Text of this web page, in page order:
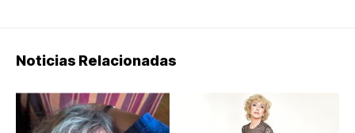
Noticias Relacionadas